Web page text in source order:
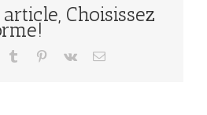
Choisissez
Tumblr Pinterest
Vk Email